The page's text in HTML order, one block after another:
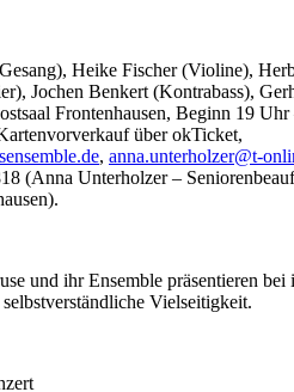
Heike Fischer (Violine),
Jochen Benkert (Kontrabass),
Frontenhausen, Beginn 19 Uhr
über okTicket,
, anna.unterholzer@t-
(Anna Unterholzer –
und ihr Ensemble präsentieren bei
Vielseitigkeit.